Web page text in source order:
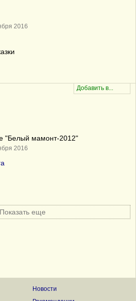
2016
"Белый мамонт-2012"
2016
Показать еще
Новости